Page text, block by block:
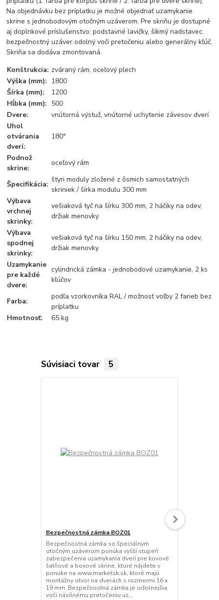
Na objednávku bez príplatku je možné objednať uzamykanie
skrine s jednobodovým otočným uzáverom. Pre skriňu je dostupné
aj doplnkové príslušenstvo: podstavné lavičky, šikmý nadstavec,
bezpečnostný uzáver odolný voči pretočeniu alebo generálny kľúč.
Skriňa sa dodáva zmontovaná.
Konštrukcia: zváraný rám, oceľový plech
Výška (mm): 1800
Šírka (mm):
1200
Hĺbka (mm): 500
Dvere:
vnútorná výstuž, vnútorné uchytenie závesov dverí
Uhol
otvárania
dverí:
180°
Podnož
skrine:
oceľový rám
Špecifikácia:
štyri moduly zložené z ôsmich samostatných
skriniek / šírka modulu 300 mm
Výbava
vrchnej
skrinky:
vešiaková tyč na šírku 300 mm, 2 háčiky na odev,
držiak menovky
Výbava
spodnej
skrinky:
vešiaková tyč na šírku 150 mm, 2 háčiky na odev,
držiak menovky
Uzamykanie
pre každé
dvere:
cylindrická zámka - jednobodové uzamykanie, 2 ks
kľúčov
Farba:
podľa vzorkovníka RAL / možnosť voľby 2 farieb bez
príplatku
Hmotnosť:
65 kg
Súvisiaci tovar 5
Bezpečnostná zámka BOZ01
Bezpečnostná zámka so špeciálnym
otočným uzáverom ponúka vyšší stupeň
zabezpečenia uzamykania dverí pre kovové
šatňové a boxové skrine, ktoré nájdete v
ponuke na www.marketsk.sk, ktoré majú
montážny otvor na dverách s rozmermi 16 x
19 mm. Bezpečnostná zámka je odolnejšia
voči násilnému pretočeniu uz...